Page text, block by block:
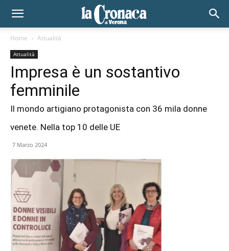
Home Attualità
Attualità
Impresa è un sostantivo
femminile
Il mondo artigiano protagonista con 36 mila donne
venete. Nella top 10 delle UE
7 Marzo 2024